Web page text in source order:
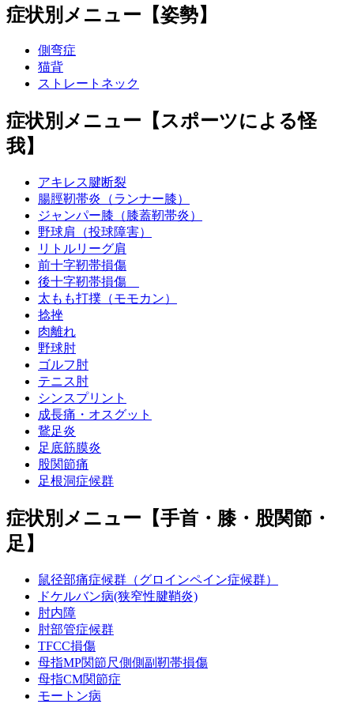
症状別メニュー【姿勢】
側弯症
猫背
ストレートネック
症状別メニュー【スポーツによる怪
我】
アキレス腱断裂
腸脛靭帯炎（ランナー膝）
ジャンパー膝（膝蓋靭帯炎）
野球肩（投球障害）
リトルリーグ肩
前十字靭帯損傷
後十字靭帯損傷
太もも打撲（モモカン）
捻挫
肉離れ
野球肘
ゴルフ肘
テニス肘
シンスプリント
成長痛・オスグット
鵞足炎
足底筋膜炎
股関節痛
足根洞症候群
症状別メニュー【手首・膝・股関節・
足】
鼠径部痛症候群（グロインペイン症候群）
ドケルバン病(狭窄性腱鞘炎)
肘内障
肘部管症候群
TFCC損傷
母指MP関節尺側側副靭帯損傷
母指CM関節症
モートン病